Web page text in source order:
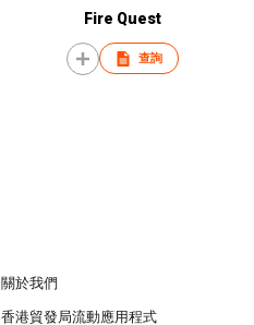
Fire Quest
查詢
關於我們
香港貿發局流動應用程式